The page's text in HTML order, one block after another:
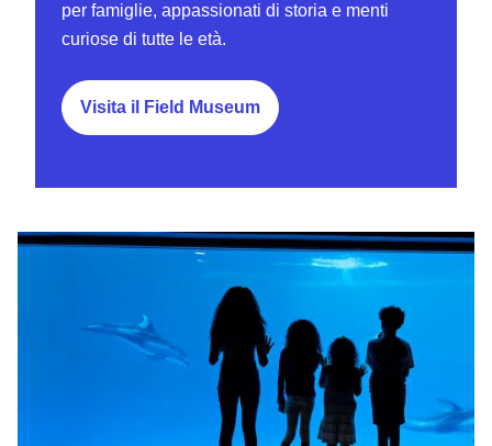
per famiglie, appassionati di storia e menti
curiose di tutte le età.
Visita il Field Museum
Shedd Aquarium